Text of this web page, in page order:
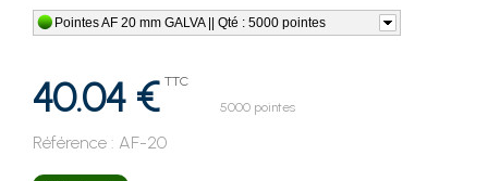
Pointes AF 20 mm GALVA || Qté : 5000 pointes
40.04 € TTC
5000 pointes
Référence : AF-20